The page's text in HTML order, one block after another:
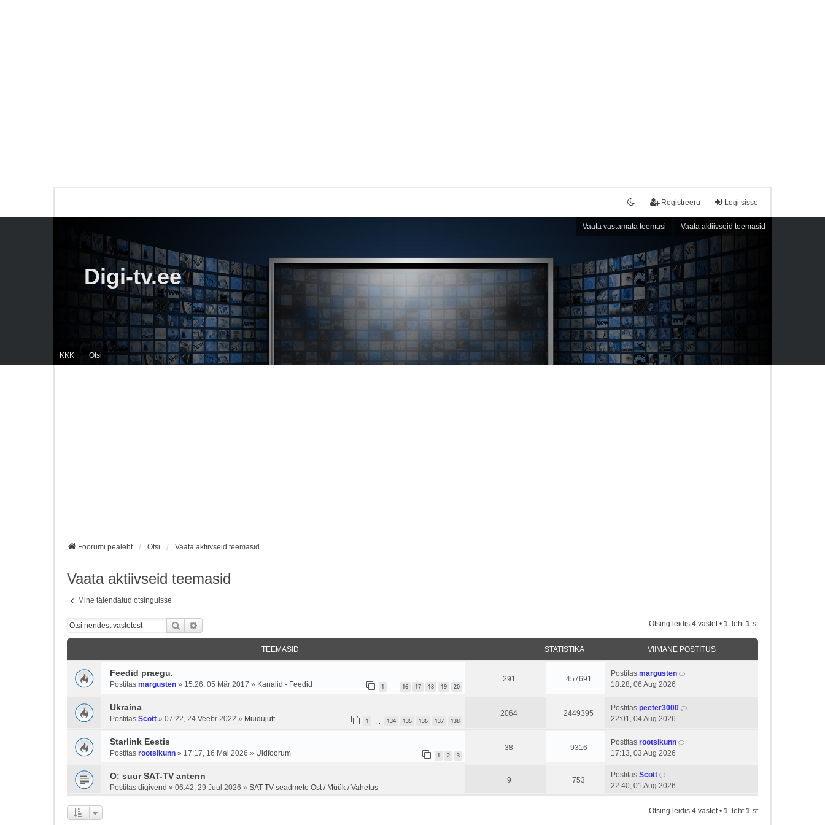
Logi sisse
Registreeru
Vaata vastamata teemasi Vaata aktiivseid teemasid
KKK Otsi
Digi-tv.ee
Foorumi pealeht Otsi Vaata aktiivseid teemasid
Vaata aktiivseid teemasid
Mine täiendatud otsinguisse
Otsi Otsing leidis 4 vastet • 1. leht1-st
TEEMASID STATISTIKA VIIMANE POSTITUS
Feedid praegu.
Postitas margusten » 15:26, 05 Mär 2017 » Kanalid - Feedid 1 16 17 18 19 20
291 457691
Postitas margusten
18:28, 06 Aug 2026
Ukraina
Postitas Scott » 07:22, 24 Veebr 2022 » Muidujutt 1 134 135 136 137 138
2064 2449395
Postitas peeter3000
22:01, 04 Aug 2026
Starlink Eestis
Postitas rootsikunn » 17:17, 16 Mai 2026 » Üldfoorum 1 2 3
38 9316
Postitas rootsikunn
17:13, 03 Aug 2026
O: suur SAT-TV antenn
Postitas digivend » 06:42, 29 Juul 2026 » SAT-TV seadmete Ost / Müük / Vahetus
9 753
Postitas Scott
22:40, 01 Aug 2026
Otsing leidis 4 vastet • 1. leht1-st